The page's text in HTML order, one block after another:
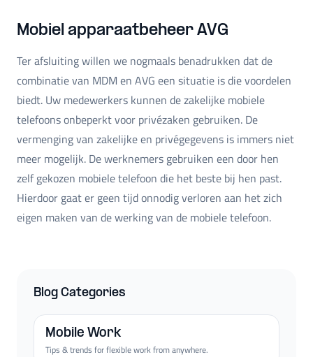
Mobiel apparaatbeheer AVG
Ter afsluiting willen we nogmaals benadrukken dat de
combinatie van MDM en AVG een situatie is die voordelen
biedt. Uw medewerkers kunnen de zakelijke mobiele
telefoons onbeperkt voor privézaken gebruiken. De
vermenging van zakelijke en privégegevens is immers niet
meer mogelijk. De werknemers gebruiken een door hen
zelf gekozen mobiele telefoon die het beste bij hen past.
Hierdoor gaat er geen tijd onnodig verloren aan het zich
eigen maken van de werking van de mobiele telefoon.
Blog Categories
Mobile Work
Tips & trends for flexible work from anywhere.